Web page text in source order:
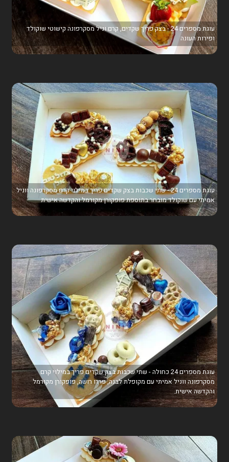
עוגת מספרים 24 - בצק פריך שקדים, קרם וניל מסקרפונה קישוטי שוקולד
ופירות העונה
עוגת מספרים 24 - שתי שכבות בצק שקדים פריך במילוי קרם מסקרפונה ווניל
אמיתי עם שוקולד מובחר בתוספת פופקורן מקורמל והקדשה אישית
עוגת מספרים 24 כחולה - שתי שכבות בצק שקדים פריך במילוי קרם
מסקרפונה ווניל אמיתי עם מקופלת לבנה, פררו רושה, פופקורן מקורמל
והקדשה אישית.